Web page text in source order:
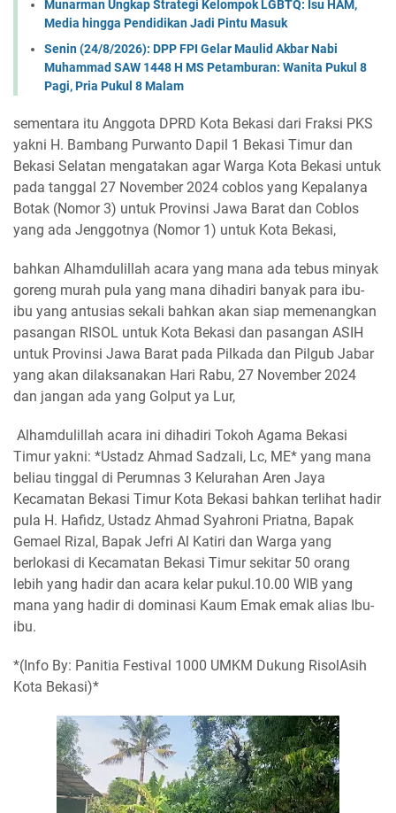
Munarman Ungkap Strategi Kelompok LGBTQ: Isu HAM,
Media hingga Pendidikan Jadi Pintu Masuk
Senin (24/8/2026): DPP FPI Gelar Maulid Akbar Nabi
Muhammad SAW 1448 H MS Petamburan: Wanita Pukul 8
Pagi, Pria Pukul 8 Malam
sementara itu Anggota DPRD Kota Bekasi dari Fraksi PKS
yakni H. Bambang Purwanto Dapil 1 Bekasi Timur dan
Bekasi Selatan mengatakan agar Warga Kota Bekasi untuk
pada tanggal 27 November 2024 coblos yang Kepalanya
Botak (Nomor 3) untuk Provinsi Jawa Barat dan Coblos
yang ada Jenggotnya (Nomor 1) untuk Kota Bekasi,
bahkan Alhamdulillah acara yang mana ada tebus minyak
goreng murah pula yang mana dihadiri banyak para ibu-
ibu yang antusias sekali bahkan akan siap memenangkan
pasangan RISOL untuk Kota Bekasi dan pasangan ASIH
untuk Provinsi Jawa Barat pada Pilkada dan Pilgub Jabar
yang akan dilaksanakan Hari Rabu, 27 November 2024
dan jangan ada yang Golput ya Lur,
Alhamdulillah acara ini dihadiri Tokoh Agama Bekasi
Timur yakni: *Ustadz Ahmad Sadzali, Lc, ME* yang mana
beliau tinggal di Perumnas 3 Kelurahan Aren Jaya
Kecamatan Bekasi Timur Kota Bekasi bahkan terlihat hadir
pula H. Hafidz, Ustadz Ahmad Syahroni Priatna, Bapak
Gemael Rizal, Bapak Jefri Al Katiri dan Warga yang
berlokasi di Kecamatan Bekasi Timur sekitar 50 orang
lebih yang hadir dan acara kelar pukul.10.00 WIB yang
mana yang hadir di dominasi Kaum Emak emak alias Ibu-
ibu.
*(Info By: Panitia Festival 1000 UMKM Dukung RisolAsih
Kota Bekasi)*